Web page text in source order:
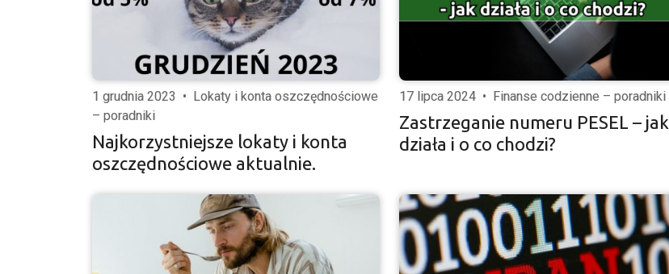
1 grudnia 2023 •
Lokaty i konta oszczędnościowe
– poradniki
Najkorzystniejsze lokaty i konta
oszczędnościowe aktualnie.
17 lipca 2024 • Finanse codzienne – poradniki
Zastrzeganie numeru PESEL – jak
działa i o co chodzi?